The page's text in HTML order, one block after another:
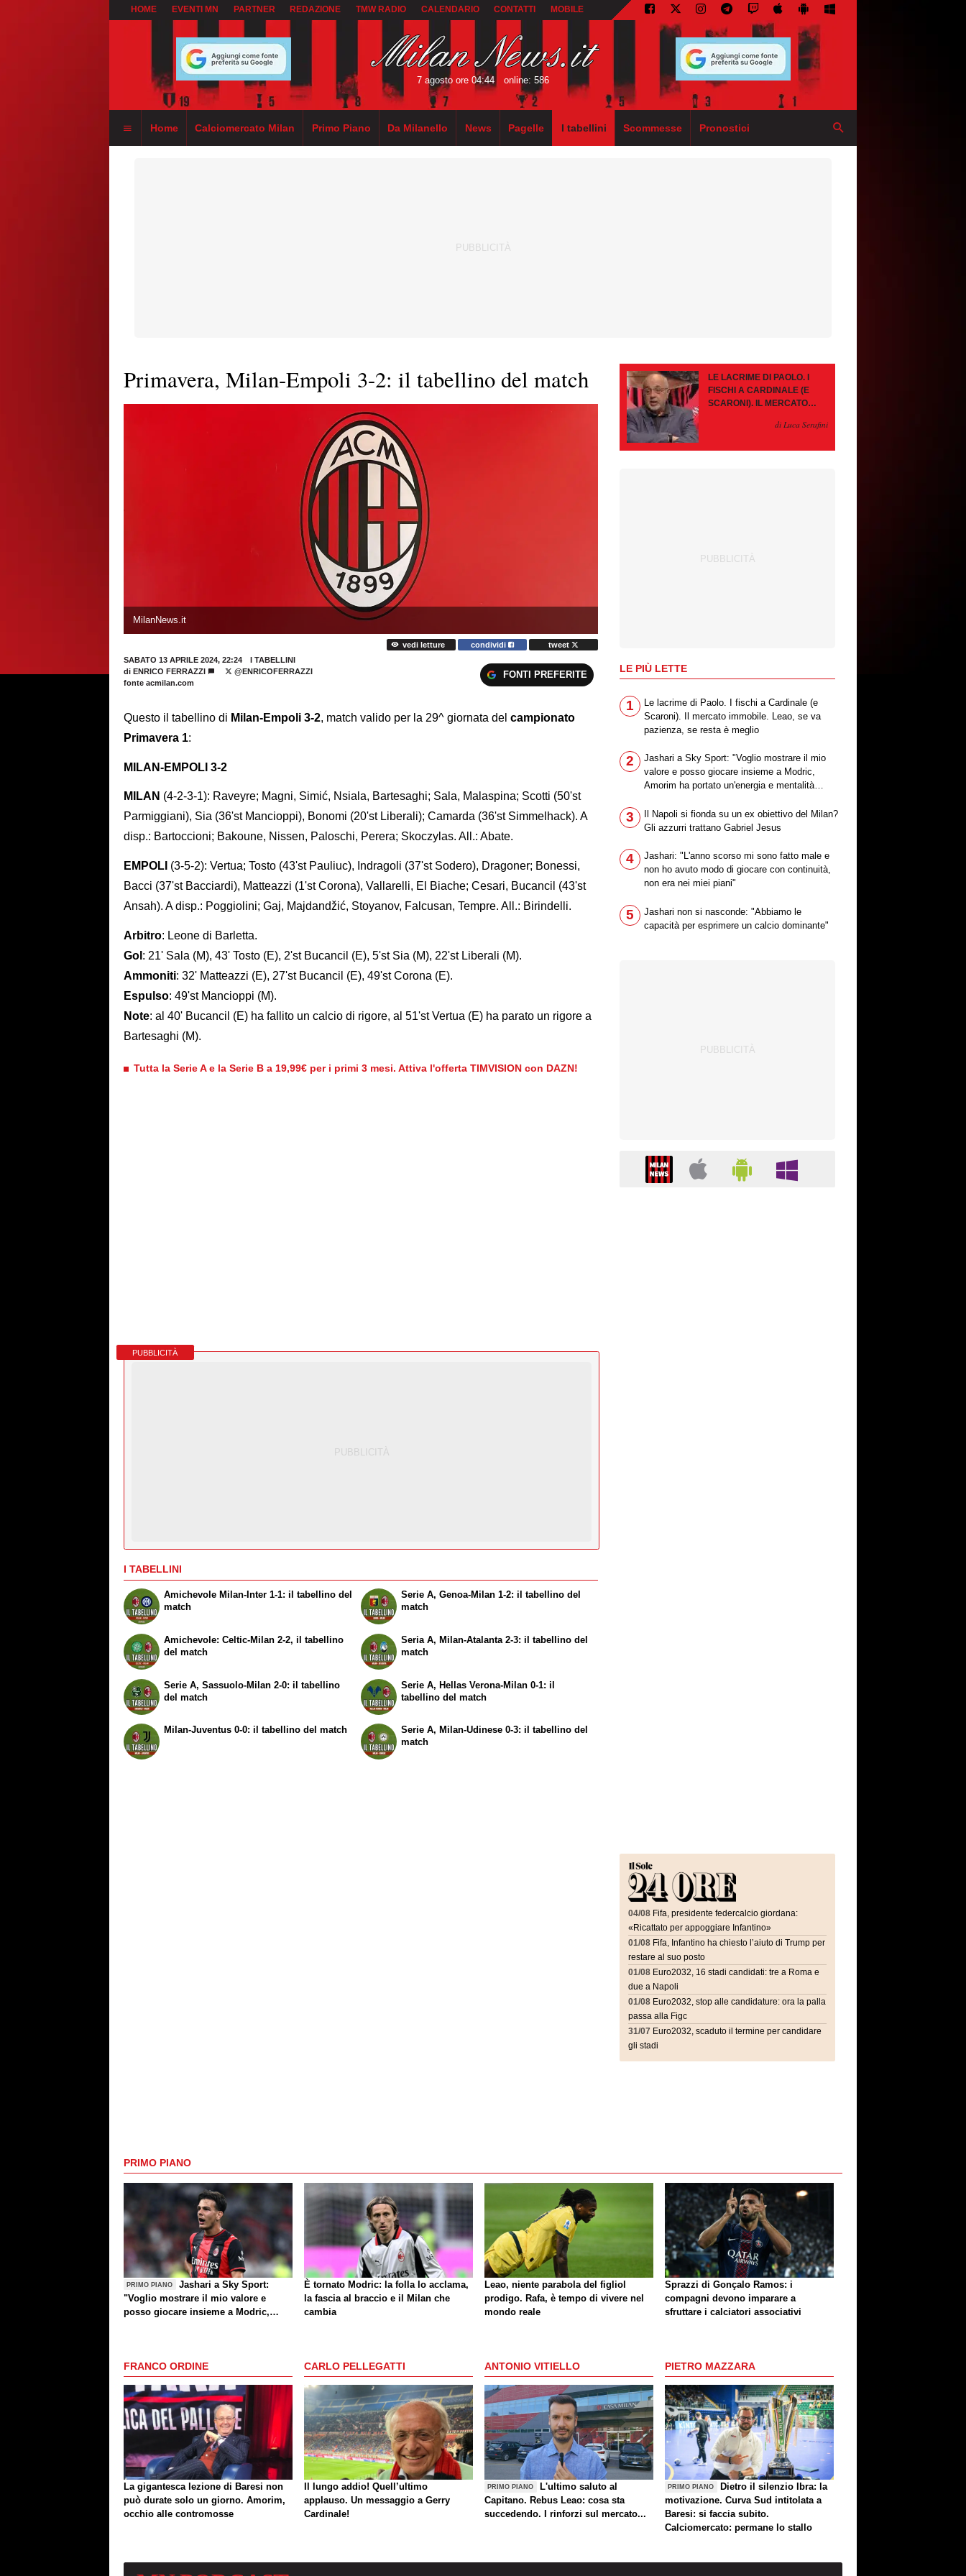
HOME EVENTI MN PARTNER REDAZIONE TMW RADIO CALENDARIO CONTATTI MOBILE
7 agosto ore 04:44 online: 586
Home Calciomercato Milan Primo Piano Da Milanello News Pagelle I tabellini Scommesse Pronostici
Primavera, Milan-Empoli 3-2: il tabellino del match
MilanNews.it
vedi letture condividi
tweet
SABATO 13 APRILE 2024, 22:24
I TABELLINI
di ENRICO FERRAZZI
@ENRICOFERRAZZI
fonte acmilan.com
FONTI PREFERITE
Questo il tabellino di Milan-Empoli 3-2, match valido per la 29^ giornata del campionato
Primavera 1:
MILAN-EMPOLI 3-2
MILAN (4-2-3-1): Raveyre; Magni, Simić, Nsiala, Bartesaghi; Sala, Malaspina; Scotti (50'st
Parmiggiani), Sia (36'st Mancioppi), Bonomi (20'st Liberali); Camarda (36'st Simmelhack). A
disp.: Bartoccioni; Bakoune, Nissen, Paloschi, Perera; Skoczylas. All.: Abate.
EMPOLI (3-5-2): Vertua; Tosto (43'st Pauliuc), Indragoli (37'st Sodero), Dragoner; Bonessi,
Bacci (37'st Bacciardi), Matteazzi (1'st Corona), Vallarelli, El Biache; Cesari, Bucancil (43'st
Ansah). A disp.: Poggiolini; Gaj, Majdandžić, Stoyanov, Falcusan, Tempre. All.: Birindelli.
Arbitro: Leone di Barletta.
Gol : 21' Sala (M), 43' Tosto (E), 2'st Bucancil (E), 5'st Sia (M), 22'st Liberali (M).
Ammoniti: 32' Matteazzi (E), 27'st Bucancil (E), 49'st Corona (E).
Espulso: 49'st Mancioppi (M).
Note: al 40' Bucancil (E) ha fallito un calcio di rigore, al 51'st Vertua (E) ha parato un rigore a
Bartesaghi (M).
Tutta la Serie A e la Serie B a 19,99€ per i primi 3 mesi. Attiva l'offerta TIMVISION con DAZN!
PUBBLICITÀ
I TABELLINI
Amichevole Milan-Inter 1-1: il tabellino del
match
Amichevole: Celtic-Milan 2-2, il tabellino
del match
Serie A, Genoa-Milan 1-2: il tabellino del
match
Seria A, Milan-Atalanta 2-3: il tabellino del
match
Serie A, Sassuolo-Milan 2-0: il tabellino
del match
Milan-Juventus 0-0: il tabellino del match
Serie A, Hellas Verona-Milan 0-1: il
tabellino del match
Serie A, Milan-Udinese 0-3: il tabellino del
match
LE LACRIME DI PAOLO. I
FISCHI A CARDINALE (E
SCARONI). IL MERCATO
PAZIENZA, SE RESTA È
di Luca Serafini
LE PIÙ LETTE
1
Le lacrime di Paolo. I fischi a Cardinale (e
Scaroni). Il mercato immobile. Leao, se va
pazienza, se resta è meglio
2
Jashari a Sky Sport: "Voglio mostrare il mio
valore e posso giocare insieme a Modric,
Amorim ha portato un'energia e mentalità
3
Il Napoli si fionda su un ex obiettivo del Milan?
Gli azzurri trattano Gabriel Jesus
4
Jashari: "L'anno scorso mi sono fatto male e
non ho avuto modo di giocare con continuità,
non era nei miei piani"
5
Jashari non si nasconde: "Abbiamo le
capacità per esprimere un calcio dominante"
04/08 Fifa, presidente federcalcio giordana:
«Ricattato per appoggiare Infantino»
01/08 Fifa, Infantino ha chiesto l’aiuto di Trump per
restare al suo posto
01/08 Euro2032, 16 stadi candidati: tre a Roma e
due a Napoli
01/08 Euro2032, stop alle candidature: ora la palla
passa alla Figc
31/07 Euro2032, scaduto il termine per candidare
gli stadi
PRIMO PIANO
PRIMO PIANO
Jashari a Sky Sport:
"Voglio mostrare il mio valore e
posso giocare insieme a Modric,
È tornato Modric: la folla lo acclama,
la fascia al braccio e il Milan che
cambia
Leao, niente parabola del figliol
prodigo. Rafa, è tempo di vivere nel
mondo reale
Sprazzi di Gonçalo Ramos: i
compagni devono imparare a
sfruttare i calciatori associativi
FRANCO ORDINE
La gigantesca lezione di Baresi non
può durate solo un giorno. Amorim,
occhio alle contromosse
CARLO PELLEGATTI
Il lungo addio! Quell’ultimo
applauso. Un messaggio a Gerry
Cardinale!
ANTONIO VITIELLO
PRIMO PIANO
L'ultimo saluto al
Capitano. Rebus Leao: cosa sta
succedendo. I rinforzi sul mercato...
PIETRO MAZZARA
PRIMO PIANO
Dietro il silenzio Ibra: la
motivazione. Curva Sud intitolata a
Baresi: si faccia subito.
Calciomercato: permane lo stallo